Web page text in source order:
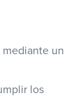
un
los